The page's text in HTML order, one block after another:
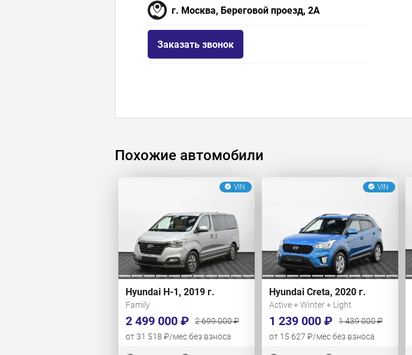
г. Москва, Береговой проезд, 2А
Заказать звонок
Похожие автомобили
VIN
Hyundai H-1, 2019 г.
Family
2 499 000 ₽
2 699 000 ₽
от 31 518 ₽/мес без взноса
VIN
Hyundai Creta, 2020 г.
Active + Winter + Light
1 239 000 ₽
1 439 000 ₽
от 15 627 ₽/мес без взноса